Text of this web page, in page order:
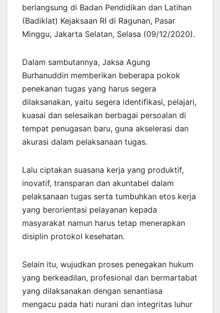
berlangsung di Badan Pendidikan dan Latihan
(Badiklat) Kejaksaan RI di Ragunan, Pasar
Minggu, Jakarta Selatan, Selasa (09/12/2020).
Dalam sambutannya, Jaksa Agung
Burhanuddin memberikan beberapa pokok
penekanan tugas yang harus segera
dilaksanakan, yaitu segera identifikasi, pelajari,
kuasai dan selesaikan berbagai persoalan di
tempat penugasan baru, guna akselerasi dan
akurasi dalam pelaksanaan tugas.
Lalu ciptakan suasana kerja yang produktif,
inovatif, transparan dan akuntabel dalam
pelaksanaan tugas serta tumbuhkan etos kerja
yang berorientasi pelayanan kepada
masyarakat namun harus tetap menerapkan
disiplin protokol kesehatan.
Selain itu, wujudkan proses penegakan hukum
yang berkeadilan, profesional dan bermartabat
yang dilaksanakan dengan senantiasa
mengacu pada hati nurani dan integritas luhur